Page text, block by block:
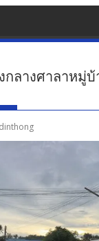
กลางศาลาหมู่